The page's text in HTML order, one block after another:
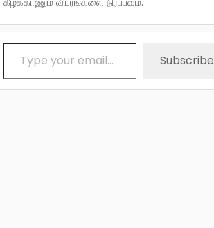
Type your email…
Subscribe